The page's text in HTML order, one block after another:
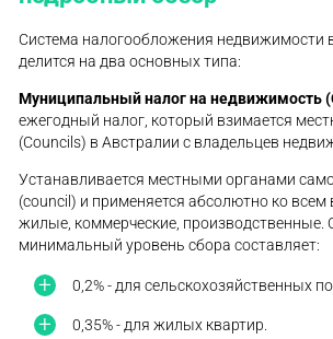
Система налогообложения недвижимости
делится на два основных типа:
Муниципальный налог на недвижимость
ежегодный налог, который взимается
(Councils) в Австралии с владельцев
Устанавливается местными органами
(council) и применяется абсолютно ко всем
жилые, коммерческие, производственные.
минимальный уровень сбора составляет:
0,2% - для сельскохозяйственных
0,35% - для жилых квартир.